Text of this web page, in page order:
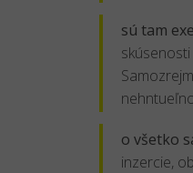
sú tam
o všetko
inzercie,